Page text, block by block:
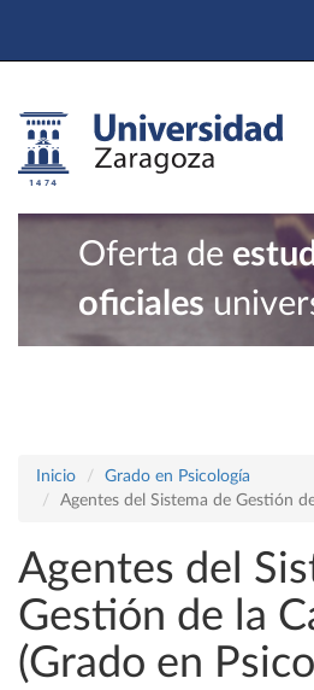
Oferta de
oficiales
Inicio
Grado en Psicología
Agentes del Sistema de Gestión
Agentes del
Gestión de la
(Grado en